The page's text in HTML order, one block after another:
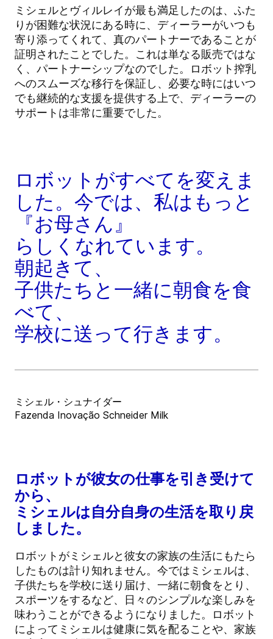
ミシェルとヴィルレイが最も満足したのは、ふた
りが困難な状況にある時に、ディーラーがいつも
寄り添ってくれて、真のパートナーであることが
証明されたことでした。これは単なる販売ではな
く、パートナーシップなのでした。ロボット搾乳
へのスムーズな移行を保証し、必要な時にはいつ
でも継続的な支援を提供する上で、ディーラーの
サポートは非常に重要でした。
ロボットがすべてを変えま
した。今では、私はもっと
『お母さん』
らしくなれています。
朝起きて、
子供たちと一緒に朝食を食
べて、
学校に送って行きます。
ミシェル・シュナイダー
Fazenda Inovação Schneider Milk
ロボットが彼女の仕事を引き受けて
から、
ミシェルは自分自身の生活を取り戻
しました。
ロボットがミシェルと彼女の家族の生活にもたら
したものは計り知れません。今ではミシェルは、
子供たちを学校に送り届け、一緒に朝食をとり、
スポーツをするなど、日々のシンプルな楽しみを
味わうことができるようになりました。ロボット
によってミシェルは健康に気を配ることや、家族